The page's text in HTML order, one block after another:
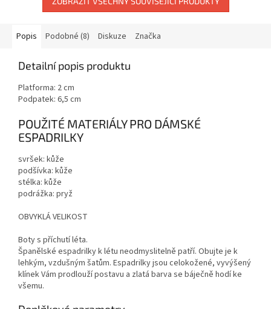
Popis Podobné (8) Diskuze Značka
Detailní popis produktu
Platforma: 2 cm
Podpatek: 6,5 cm
POUŽITÉ MATERIÁLY PRO DÁMSKÉ
ESPADRILKY
svršek: kůže
podšívka: kůže
stélka: kůže
podrážka: pryž
OBVYKLÁ VELIKOST
Boty s příchutí léta.
Španělské espadrilky k létu neodmyslitelně patří. Obujte je k
lehkým, vzdušným šatům. Espadrilky jsou celokožené, vyvýšený
klínek Vám prodlouží postavu a zlatá barva se báječně hodí ke
všemu.